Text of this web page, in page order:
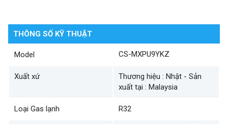
THÔNG SỐ KỸ THUẬT
Model CS-MXPU9YKZ
Xuất xứ
Thương hiệu : Nhật - Sản
xuất tại : Malaysia
Loại Gas lạnh R32